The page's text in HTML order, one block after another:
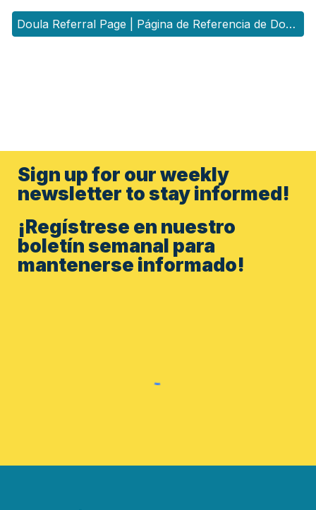
Doula Referral Page | Página de Referencia de Doulas
Sign up for our weekly
newsletter to stay informed!
¡Regístrese en nuestro
boletín semanal para
mantenerse informado!